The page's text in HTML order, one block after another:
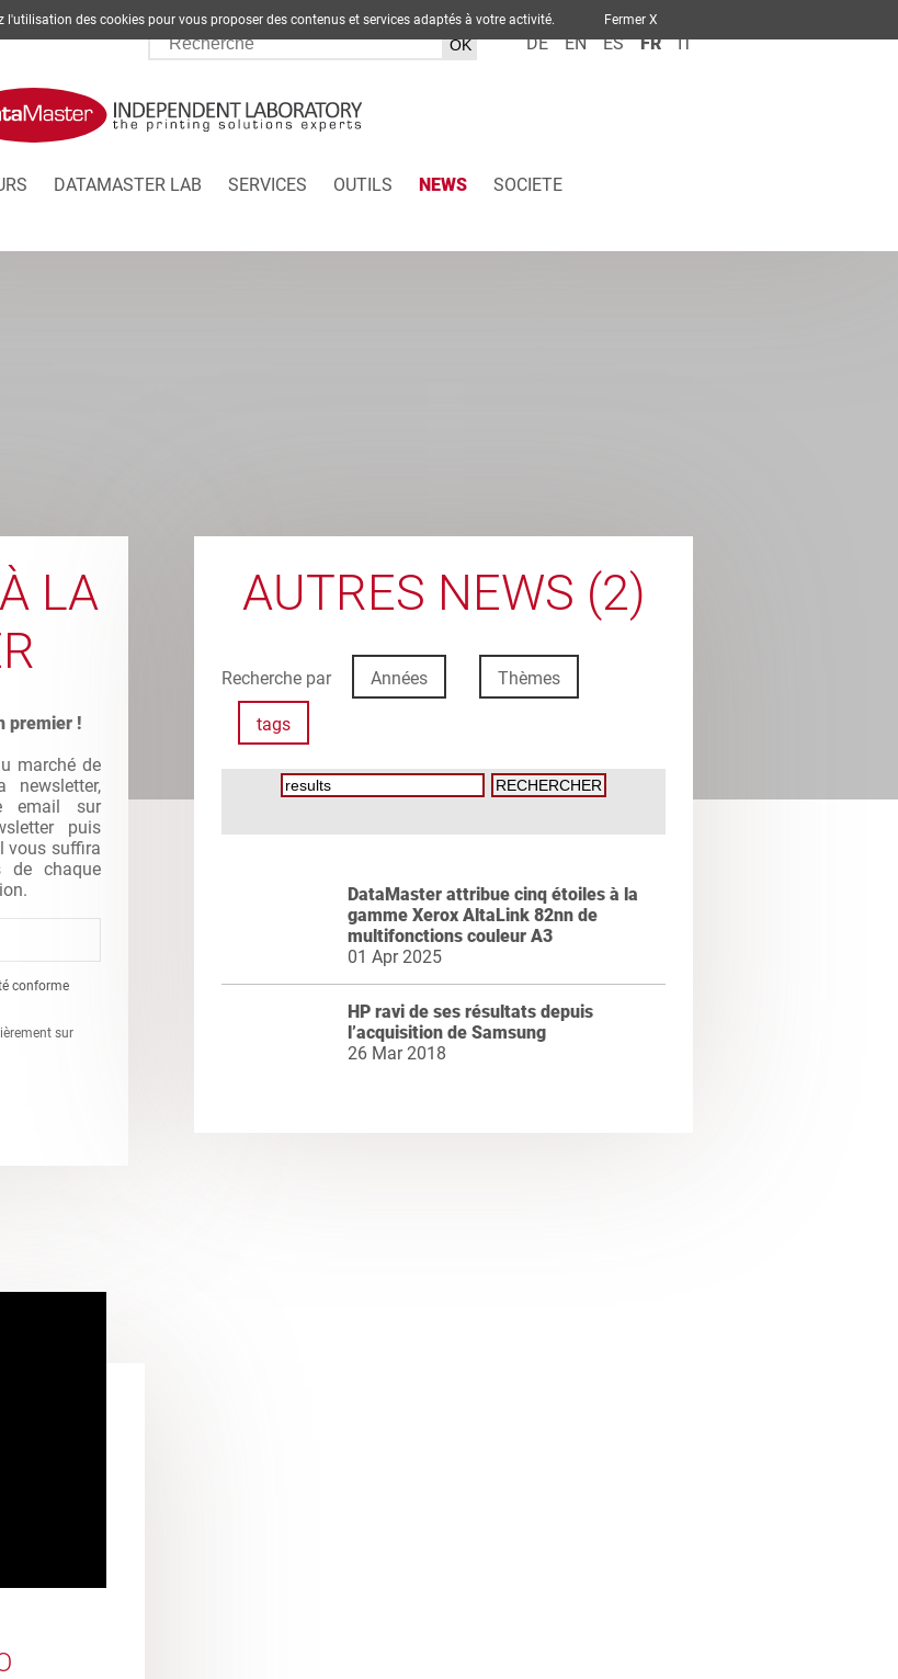
DE EN ES FR IT
DATAMASTER LAB SERVICES OUTILS NEWS SOCIETE
LA
premier !
marché de
email sur
puis
vous suffira
chaque
conforme
sur
AUTRES NEWS (2)
Recherche par Années Thèmes
tags
DataMaster attribue cinq étoiles à la
gamme Xerox AltaLink 82nn de
multifonctions couleur A3
01 Apr 2025
HP ravi de ses résultats depuis
l’acquisition de Samsung
26 Mar 2018
l'utilisation des cookies pour vous proposer des contenus et services adaptés à votre activité. Fermer X